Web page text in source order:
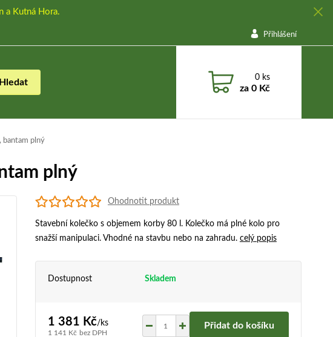
a Kutná Hora.
Přihlášení
Hledat 0 ks
za0 Kč
bantam plný
plný
Ohodnotit produkt
Stavební kolečko s objemem korby 80 l. Kolečko má plné kolo pro
snažší manipulaci. Vhodné na stavbu nebo na zahradu. celý popis
Dostupnost Skladem
1 381 Kč/ks
1 141 Kč bez DPH
Přidat do košíku